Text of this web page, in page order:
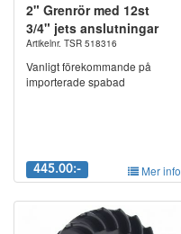
2" Grenrör med 12st
3/4" jets anslutningar
Artikelnr. TSR 518316
Vanligt förekommande på
importerade spabad
445.00:- Mer info